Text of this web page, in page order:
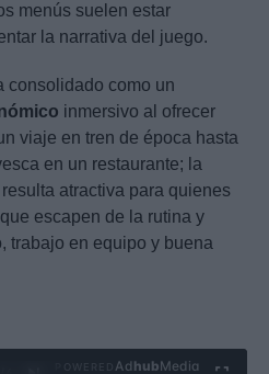
menús suelen estar
la narrativa del juego.
consolidado como un
inmersivo al ofrecer
viaje en tren de época hasta
en un restaurante; la
atractiva para quienes
escapen de la rutina y
trabajo en equipo y buena
Ad hubMedia